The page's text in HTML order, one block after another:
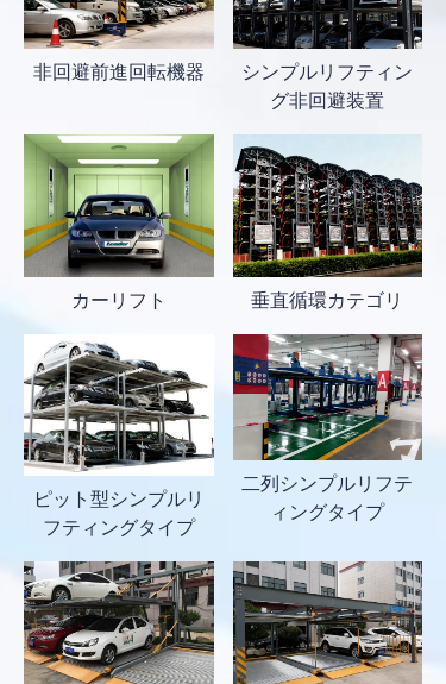
非回避前進回転機器
シンプルリフティン
グ非回避装置
カーリフト 垂直循環カテゴリ
ピット型シンプルリ
フティングタイプ
二列シンプルリフテ
ィングタイプ